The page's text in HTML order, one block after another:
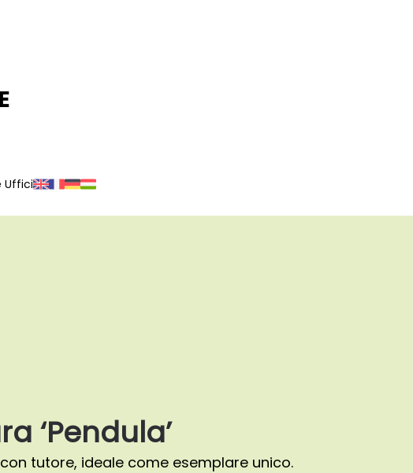
Uffici
‘Pendula’
tutore, ideale come esemplare unico.